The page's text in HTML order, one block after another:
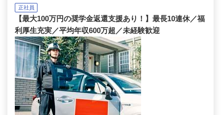
正社員
【最大100万円の奨学金返還支援あり！】最長10連休／福
利厚生充実／平均年収600万超／未経験歓迎